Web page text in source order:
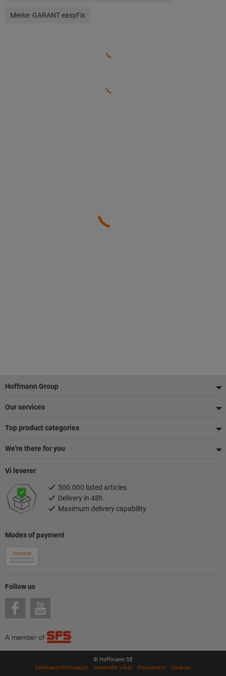
Merke: GARANT easyFix
Footer
Hoffmann Group
Our services
Top product categories
We're there for you
Follow us
Modes of payment
Vi leverer
500.000 listed articles
Delivery in 48h
Maximum delivery capability
© Hoffmann SE
Selskapsinformasjon
Generelle vilkår Personvern Cookies